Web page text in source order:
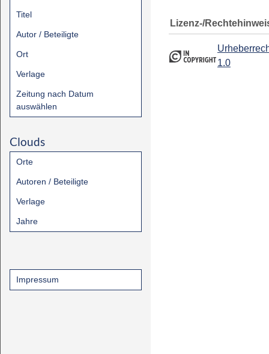
Titel
Autor / Beteiligte
Ort
Verlage
Zeitung nach Datum
auswählen
Clouds
Orte
Autoren / Beteiligte
Verlage
Jahre
Impressum
Lizenz-/
1.0